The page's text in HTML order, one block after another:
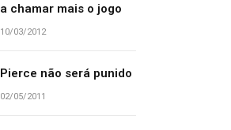
a chamar mais o jogo
10/03/2012
Pierce não será punido
02/05/2011